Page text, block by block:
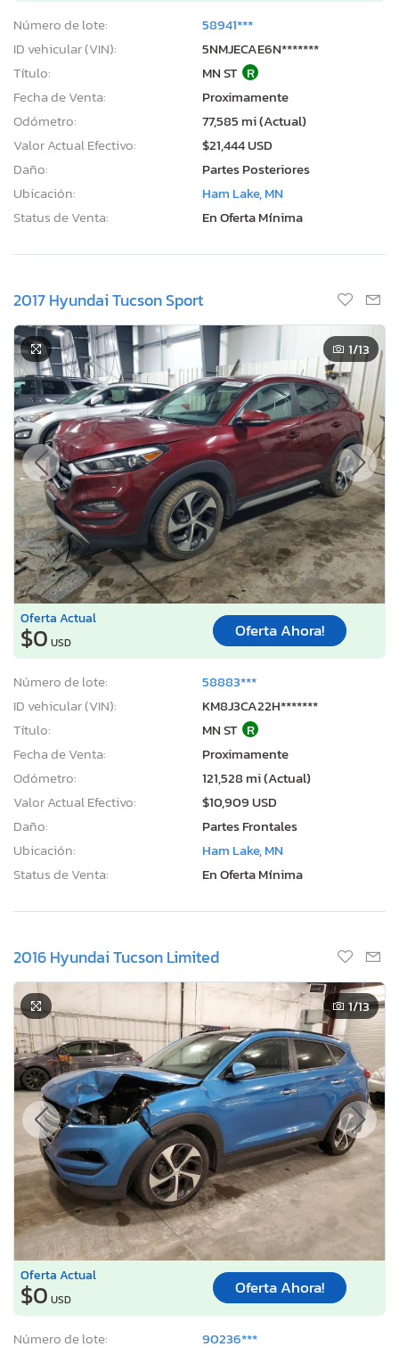
Número de lote:
58941***
ID vehicular (VIN):
5NMJECAE6N*******
Título:
MN ST R
Fecha de Venta:
Proximamente
Odómetro:
77,585 mi (Actual)
Valor Actual Efectivo:
$21,444 USD
Daño:
Partes Posteriores
Ubicación:
Ham Lake, MN
Status de Venta:
En Oferta Mínima
2017 Hyundai Tucson Sport
1/13
Oferta Actual
$0 USD
Oferta Ahora!
Número de lote:
58883***
ID vehicular (VIN):
KM8J3CA22H*******
Título:
MN ST R
Fecha de Venta:
Proximamente
Odómetro:
121,528 mi (Actual)
Valor Actual Efectivo:
$10,909 USD
Daño:
Partes Frontales
Ubicación:
Ham Lake, MN
Status de Venta:
En Oferta Mínima
2016 Hyundai Tucson Limited
1/13
Oferta Actual
$0 USD
Oferta Ahora!
Número de lote: 90236***